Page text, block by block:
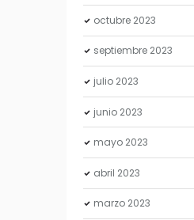
octubre 2023
septiembre 2023
julio 2023
junio 2023
mayo 2023
abril 2023
marzo 2023